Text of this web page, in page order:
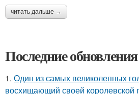
читать дальше →
Последние
1. Один из самых великолепных
восхищающий своей королевской